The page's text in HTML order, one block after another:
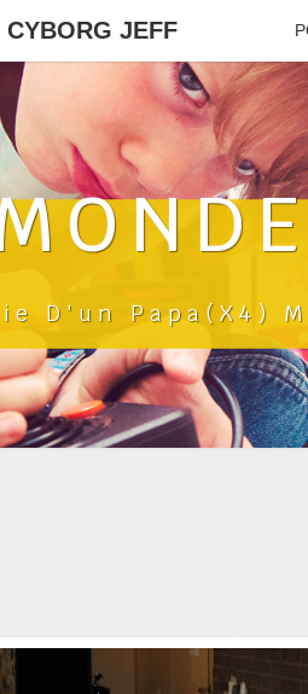
CYBORG JEFF
D'un Papa(x4)